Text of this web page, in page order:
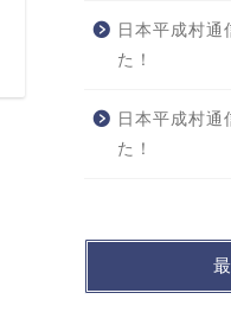
日本平成村
た！
日本平成村
た！